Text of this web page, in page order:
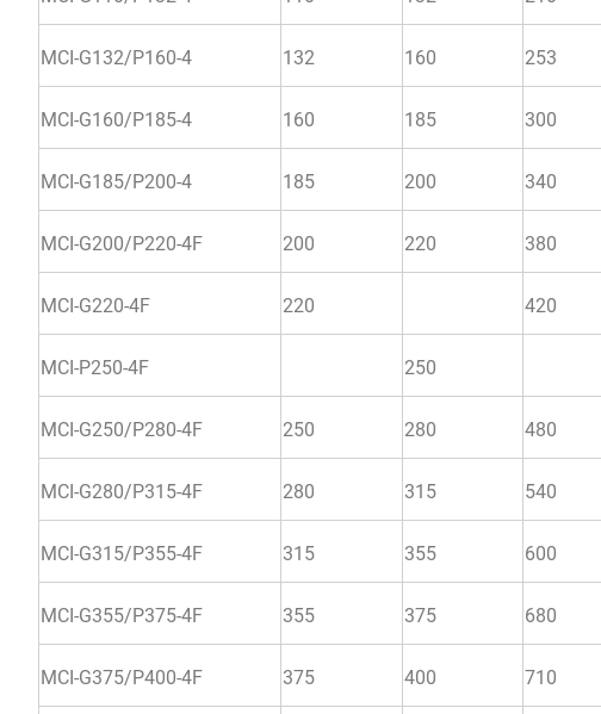
MCI-G132/P160-4 132 160 253
MCI-G160/P185-4 160 185 300
MCI-G185/P200-4 185 200 340
MCI-G200/P220-4F 200 220 380
MCI-G220-4F 220 420
MCI-P250-4F 250
MCI-G250/P280-4F 250 280 480
MCI-G280/P315-4F 280 315 540
MCI-G315/P355-4F 315 355 600
MCI-G355/P375-4F 355 375 680
MCI-G375/P400-4F 375 400 710